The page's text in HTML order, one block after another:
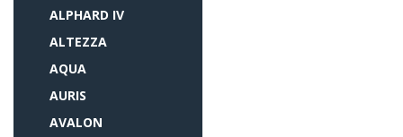
ALPHARD IV
ALTEZZA
AQUA
AURIS
AVALON